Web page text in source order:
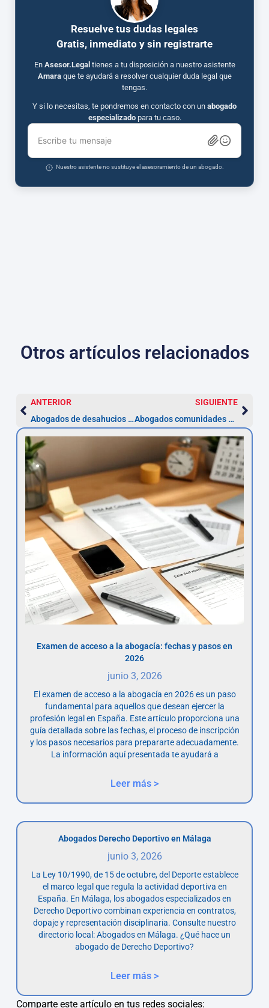
Resuelve tus dudas legales
Gratis, inmediato y sin registrarte
En Asesor.Legal tienes a tu disposición a nuestro asistente
Amaraque te ayudará a resolver cualquier duda legal que
tengas.
Y si lo necesitas, te pondremos en contacto con un abogado
especializadopara tu caso.
Escribe tu mensaje
Nuestro asistente no sustituye el asesoramiento de un abogado.
Otros artículos relacionados
ANTERIOR
Abogados de desahucios en Badalona: plazos y pasos
SIGUIENTE
Abogados comunidades en Badalona: pasos para reclamar impagos
Examen de acceso a la abogacía: fechas y pasos en
2026
junio 3, 2026
El examen de acceso a la abogacía en 2026 es un paso
fundamental para aquellos que desean ejercer la
profesión legal en España. Este artículo proporciona una
guía detallada sobre las fechas, el proceso de inscripción
y los pasos necesarios para prepararte adecuadamente.
La información aquí presentada te ayudará a
Leer más >
Abogados Derecho Deportivo en Málaga
junio 3, 2026
La Ley 10/1990, de 15 de octubre, del Deporte establece
el marco legal que regula la actividad deportiva en
España. En Málaga, los abogados especializados en
Derecho Deportivo combinan experiencia en contratos,
dopaje y representación disciplinaria. Consulte nuestro
directorio local: Abogados en Málaga. ¿Qué hace un
abogado de Derecho Deportivo?
Leer más >
Comparte este artículo en tus redes sociales: